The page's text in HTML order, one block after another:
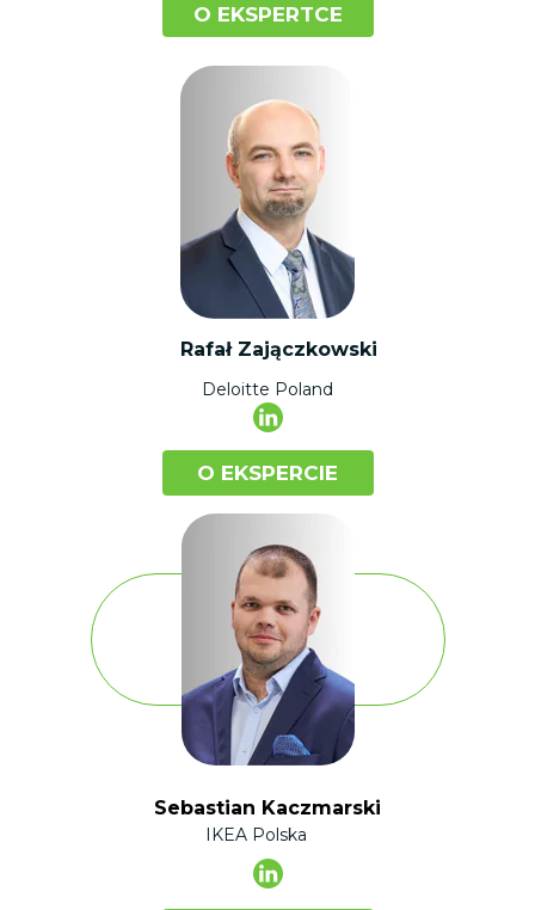
Sebastian Kaczmarski
IKEA Polska
O EKSPERTCE
Rafał Zajączkowski
Deloitte Poland
O EKSPERCIE